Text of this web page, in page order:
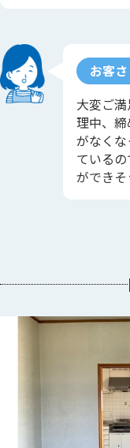
お客
大変ご
理中、
がなく
ている
ができそ